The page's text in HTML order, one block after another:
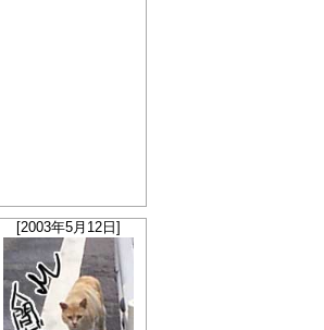
[2003年5月12日]